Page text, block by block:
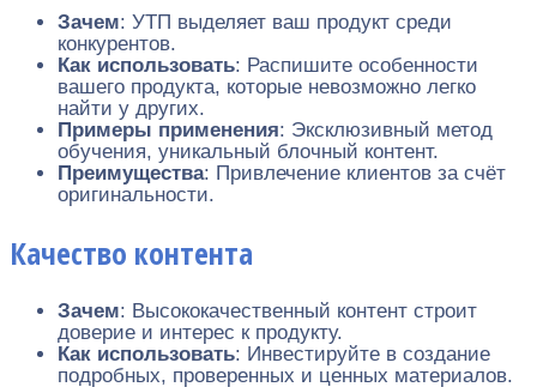
Зачем: УТП выделяет ваш продукт среди
конкурентов.
Как использовать: Распишите особенности
вашего продукта, которые невозможно легко
найти у других.
Примеры применения: Эксклюзивный метод
обучения, уникальный блочный контент.
Преимущества: Привлечение клиентов за счёт
оригинальности.
Качество контента
Зачем: Высококачественный контент строит
доверие и интерес к продукту.
Как использовать: Инвестируйте в создание
подробных, проверенных и ценных материалов.